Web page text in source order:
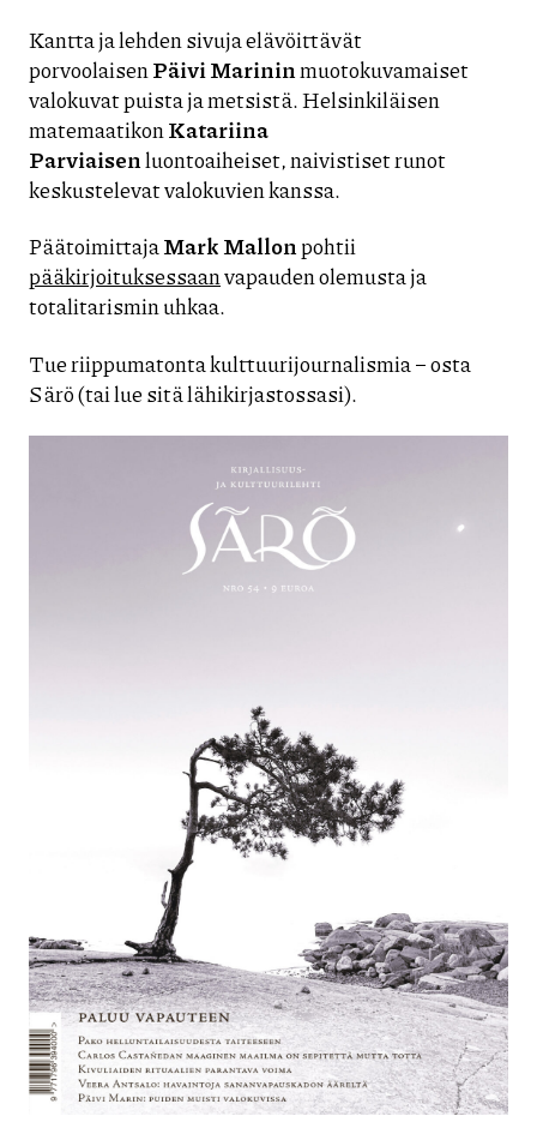
Kantta ja lehden sivuja elävöittävät
porvoolaisenPäivi Marininmuotokuvamaiset
valokuvat puista ja metsistä. Helsinkiläisen
matemaatikonKatariina
Parviaisenluontoaiheiset, naivistiset runot
keskustelevat valokuvien kanssa.
PäätoimittajaMark Mallonpohtii
pääkirjoituksessaanvapauden olemusta ja
totalitarismin uhkaa.
Tue riippumatonta kulttuurijournalismia – osta
Särö (tai lue sitä lähikirjastossasi).